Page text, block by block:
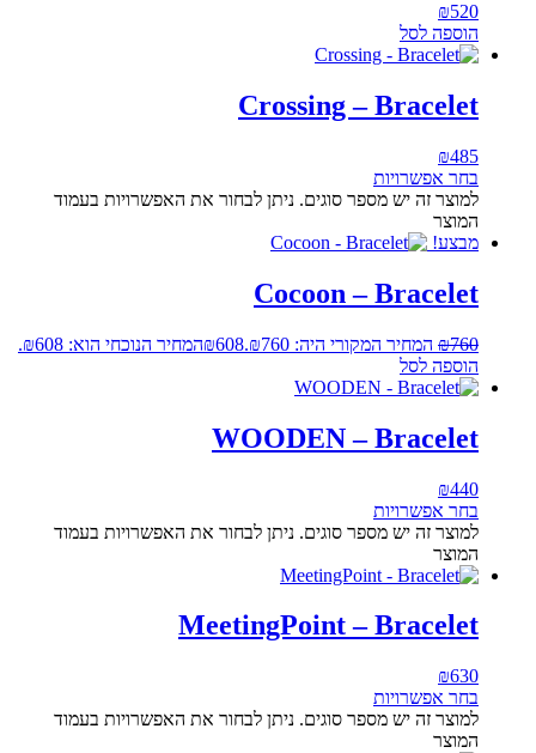
₪520
הוספה לסל
Crossing – Bracelet
₪485
בחר אפשרויות
למוצר זה יש מספר סוגים. ניתן לבחור את האפשרויות בעמוד
המוצר
מבצע!
Cocoon – Bracelet
₪760 המחיר המקורי היה: ₪760. ₪608
המחיר הנוכחי הוא: ₪608.
הוספה לסל
WOODEN – Bracelet
₪440
בחר אפשרויות
למוצר זה יש מספר סוגים. ניתן לבחור את האפשרויות בעמוד
המוצר
MeetingPoint – Bracelet
₪630
בחר אפשרויות
למוצר זה יש מספר סוגים. ניתן לבחור את האפשרויות בעמוד
המוצר